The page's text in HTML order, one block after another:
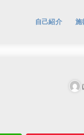
自己紹介 施